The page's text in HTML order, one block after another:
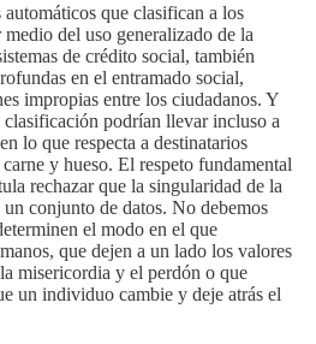
que clasifican a los
del uso generalizado de la
de crédito social, también
en el entramado social,
impropias entre los ciudadanos. Y
clasificación podrían llevar incluso a
lo que respecta a destinatarios
y hueso. El respeto fundamental
rechazar que la singularidad de la
conjunto de datos. No debemos
el modo en el que
que dejen a un lado los valores
misericordia y el perdón o que
un individuo cambie y deje atrás el